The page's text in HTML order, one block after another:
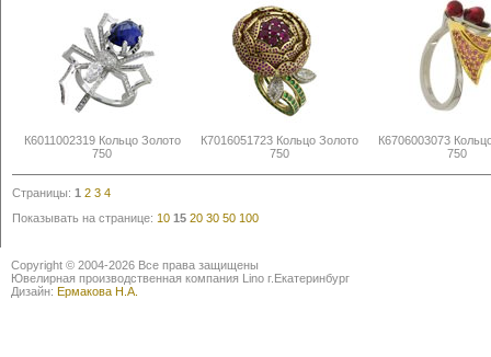
К6011002319 Кольцо Золото
750
К7016051723 Кольцо Золото
750
К6706003073
750
Страницы: 1 2 3 4
Показывать на странице: 10 15 20 30 50 100
Copyright © 2004-2026 Все права защищены
Ювелирная производственная компания Lino г.Екатеринбург
Дизайн: Ермакова Н.А.